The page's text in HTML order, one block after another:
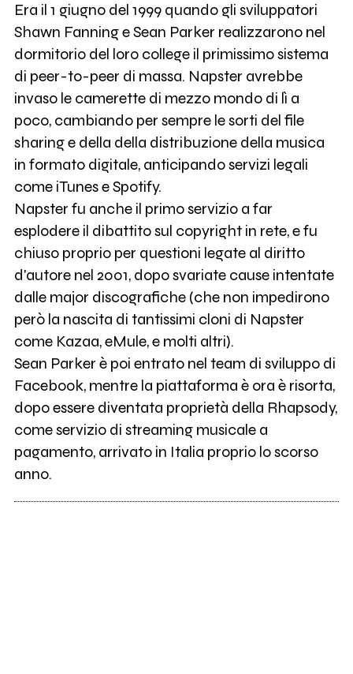
Era il 1 giugno del 1999 quando gli sviluppatori
Shawn Fanning e Sean Parker realizzarono nel
dormitorio del loro college il primissimo sistema
di peer-to-peer di massa. Napster avrebbe
invaso le camerette di mezzo mondo di lì a
poco, cambiando per sempre le sorti del file
sharing e della della distribuzione della musica
in formato digitale, anticipando servizi legali
come iTunes e Spotify.
Napster fu anche il primo servizio a far
esplodere il dibattito sul copyright in rete, e fu
chiuso proprio per questioni legate al diritto
d'autore nel 2001, dopo svariate cause intentate
dalle major discografiche (che non impedirono
però la nascita di tantissimi cloni di Napster
come Kazaa, eMule, e molti altri).
Sean Parker è poi entrato nel team di sviluppo di
Facebook, mentre la piattaforma è ora è risorta,
dopo essere diventata proprietà della Rhapsody,
come servizio di streaming musicale a
pagamento, arrivato in Italia proprio lo scorso
anno.